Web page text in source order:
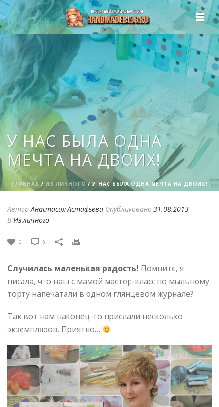
У НАС БЫЛА ОДНА
МЕЧТА НА ДВОИХ!
ГЛАВНАЯ / ИЗ ЛИЧНОГО / У НАС БЫЛА ОДНА МЕЧТА НА ДВОИХ!
АвторАнастасия Астафьева Опубликовано 31.08.2013
В Из личного
0 6
Случилась маленькая радость! Помните, я
писала, что наш с мамой мастер-класс по мыльному
торту напечатали в одном глянцевом журнале?
Так вот нам наконец-то прислали несколько
экземпляров. Приятно…